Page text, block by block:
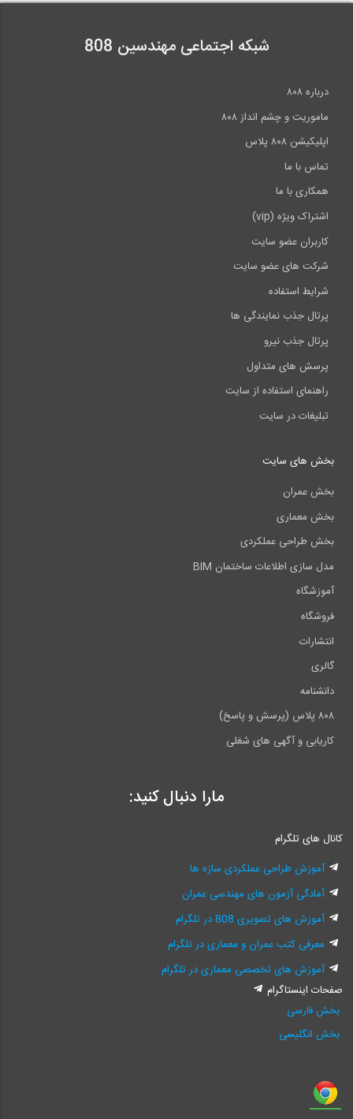
شبکه اجتماعی مهندسین 808
درباره ۸۰۸
ماموریت و چشم انداز ۸۰۸
اپلیکیشن ۸۰۸ پلاس
تماس با ما
همکاری با ما
اشتراک ویژه (vip)
کاربران عضو سایت
شرکت های عضو سایت
شرایط استفاده
پرتال جذب نمایندگی ها
پرتال جذب نیرو
پرسش های متداول
راهنمای استفاده از سایت
تبلیغات در سایت
بخش های سایت
بخش عمران
بخش معماری
بخش طراحی عملکردی
مدل سازی اطلاعات ساختمان BIM
آموزشگاه
فروشگاه
انتشارات
گالری
دانشنامه
۸۰۸ پلاس (پرسش و پاسخ)
کاریابی و آگهی های شغلی
مارا دنبال کنید:
کانال های تلگرام
آموزش طراحی عملکردی سازه ها
آمادگی آزمون های مهندسی عمران
آموزش های تصویری 808 در تلگرام
معرفی کتب عمران و معماری در تلگرام
آموزش های تخصصی معماری در تلگرام
صفحات اینستاگرام
بخش فارسی
بخش انگلیسی